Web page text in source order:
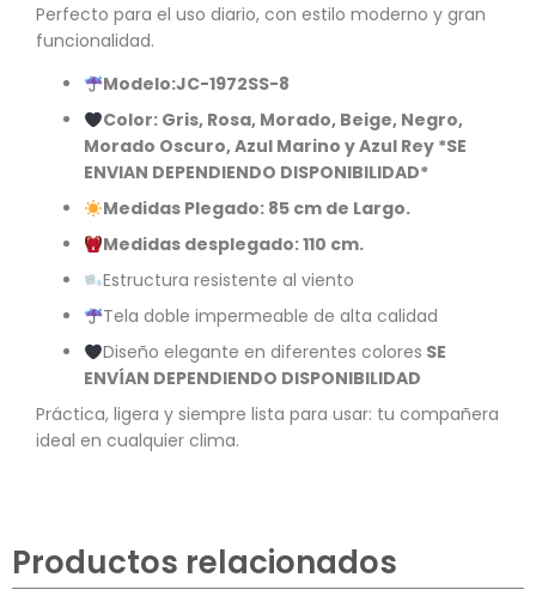
Perfecto para el uso diario, con estilo moderno y gran
funcionalidad.
Modelo:JC-1972SS-8
Color: Gris, Rosa, Morado, Beige, Negro,
Morado Oscuro, Azul Marino y Azul Rey *SE
ENVIAN DEPENDIENDO DISPONIBILIDAD*
Medidas Plegado: 85 cm de Largo.
Medidas desplegado: 110 cm.
Estructura resistente al viento
Tela doble impermeable de alta calidad
Diseño elegante en diferentes colores SE
ENVÍAN DEPENDIENDO DISPONIBILIDAD
Práctica, ligera y siempre lista para usar: tu compañera
ideal en cualquier clima.
Productos relacionados